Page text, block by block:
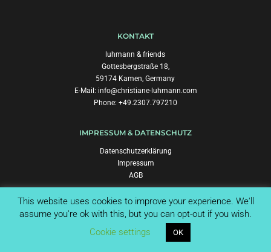
KONTAKT
luhmann & friends
Gottesbergstraße 18,
59174 Kamen, Germany
E-Mail: info@christiane-luhmann.com
Phone: +49.2307.797210
IMPRESSUM & DATENSCHUTZ
Datenschutzerklärung
Impressum
AGB
SOCIAL NETWORKS
This website uses cookies to improve your experience. We'll
assume you're ok with this, but you can opt-out if you wish.
Cookie settings
OK